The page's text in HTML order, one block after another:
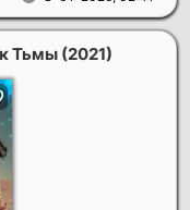
Тьмы (2021)